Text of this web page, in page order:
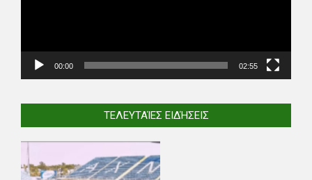
00:00 02:55
ΤΕΛΕΥΤΑΊΕΣ ΕΙΔΉΣΕΙΣ